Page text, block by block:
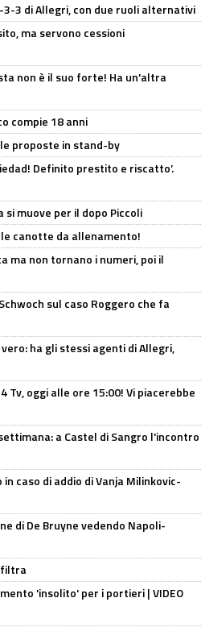
3-3 di Allegri, con due ruoli alternativi
ma servono cessioni
non è il suo forte! Ha un'altra
compie 18 anni
proposte in stand-by
Definito prestito e riscatto’.
si muove per il dopo Piccoli
canotte da allenamento!
ma non tornano i numeri, poi il
sul caso Roggero che fa
ha gli stessi agenti di Allegri,
Tv, oggi alle ore 15:00! Vi piacerebbe
a Castel di Sangro l'incontro
caso di addio di Vanja Milinkovic-
di De Bruyne vedendo Napoli-
filtra
'insolito' per i portieri | VIDEO